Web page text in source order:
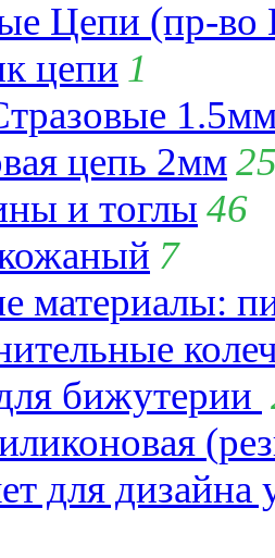
Цепи (пр-во
цепи 1
цепь 2мм
и тоглы 46
7
материалы:
бижутерии
для